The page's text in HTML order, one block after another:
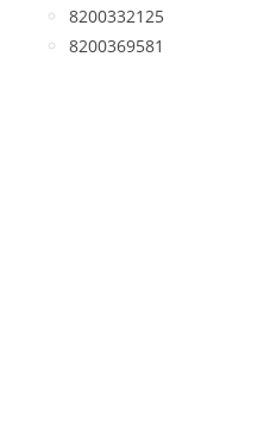
8200332125
8200369581